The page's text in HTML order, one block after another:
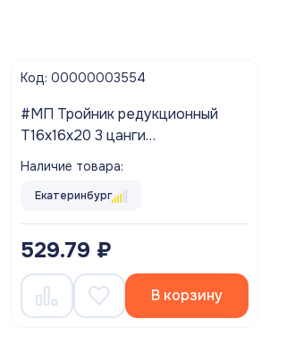
Код: 00000003554
#МП Тройник редукционный
T16х16х20 3 цанги
VTm.331.N.201616 VALTEC ###
Распродажа!!!
Наличие товара:
Екатеринбург
529.79 ₽
В корзину